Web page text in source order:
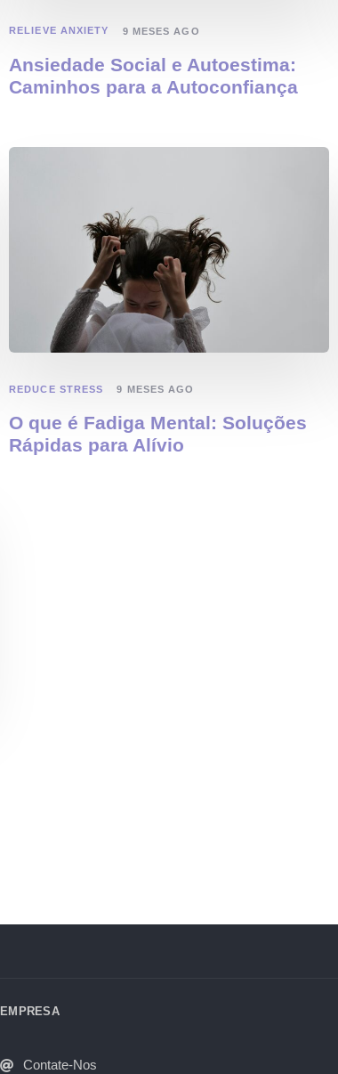
RELIEVE ANXIETY 9 MESES AGO
Ansiedade Social e Autoestima:
Caminhos para a Autoconfiança
REDUCE STRESS 9 MESES AGO
O que é Fadiga Mental: Soluções
Rápidas para Alívio
EMPRESA
Contate-Nos